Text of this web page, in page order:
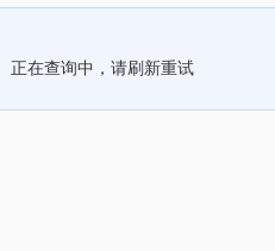
正在查询中，请刷新重试